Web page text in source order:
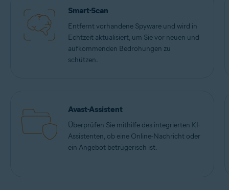
Smart-Scan
Entfernt vorhandene Spyware und wird in
Echtzeit aktualisiert, um Sie vor neuen und
aufkommenden Bedrohungen zu
schützen.
Avast-Assistent
Überprüfen Sie mithilfe des integrierten KI-
Assistenten, ob eine Online-Nachricht oder
ein Angebot betrügerisch ist.